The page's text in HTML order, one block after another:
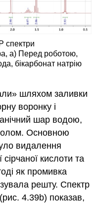
спектри
а) Перед роботою,
бікарбонат натрію
шляхом заливки
воронку і
шар водою,
Основною
видалення
сірчаної кислоти та
як промивка
решту. Спектр
4.39b) показав,